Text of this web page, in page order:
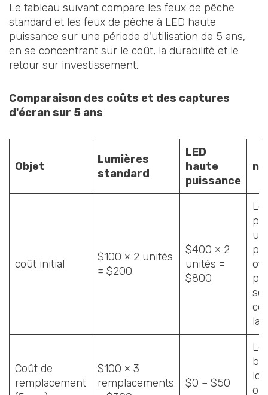
Le tableau suivant compare les feux de pêche
standard et les feux de pêche à LED haute
puissance sur une période d'utilisation de 5 ans,
en se concentrant sur le coût, la durabilité et le
retour sur investissement.
Comparaison des coûts et des captures
d'écran sur 5 ans
Objet
Lumières
standard
LED
haute
puissance
coût initial
$100 × 2 unités
= $200
$400 × 2
unités =
$800
un
Coût de
remplacement
$100 × 3
remplacements
$0 – $50